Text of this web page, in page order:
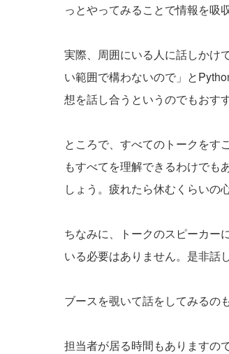
っとやってみることで情報を吸
実際、周囲にいる人に話しかけ
い範囲で構わないので」と
想を話し合うというのでもおす
ところで、すべてのトークをす
もすべてを理解できるわけでも
しょう。疲れたら休むくらいの
ちなみに、トークのスピーカー
いる必要はありません。是非話
ブースを覗いて話をしてみるの
担当者が居る時間もありますの